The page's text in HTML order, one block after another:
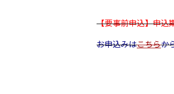
【要事前申込】申込
お申込みはこちらか